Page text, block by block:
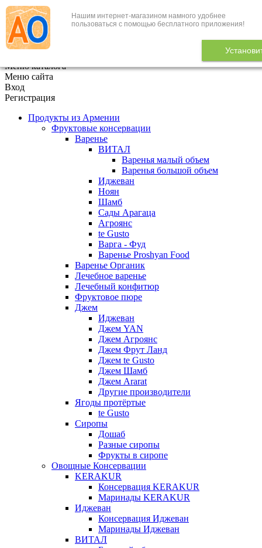
Нашим интернет-магазином намного удобнее
пользоваться с помощью бесплатного приложения!
+7 (495) 646-888-1
В корзине 0
Меню каталога
Меню сайта
Вход
Регистрация
Продукты из Армении
Фруктовые консервации
Варенье
ВИТАЛ
Варенья малый объем
Варенья большой объем
Иджеван
Ноян
Шамб
Сады Арагаца
Агроянс
te Gusto
Варга - Фуд
Варенье Proshyan Food
Варенье Органик
Лечебное варенье
Лечебный конфитюр
Фруктовое пюре
Джем
Иджеван
Джем YAN
Джем Агроянс
Джем Фрут Ланд
Джем te Gusto
Джем Шамб
Джем Ararat
Другие производители
Ягоды протёртые
te Gusto
Сиропы
Дошаб
Разные сиропы
Фрукты в сиропе
Овощные Консервации
KERAKUR
Консервация KERAKUR
Маринады KERAKUR
Иджеван
Консервация Иджеван
Маринады Иджеван
ВИТАЛ